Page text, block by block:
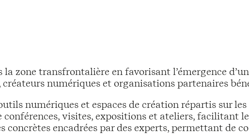
zone transfrontalière en favorisant l’émergence
créateurs numériques et organisations partenaires
numériques et espaces de création répartis sur
visites, expositions et ateliers, facilitant le
encadrées par des experts, permettant de